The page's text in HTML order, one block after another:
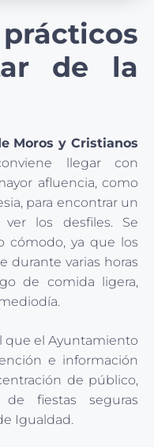
de la
Moros y Cristianos
llegar con
afluencia, como
para encontrar un
los desfiles. Se
cómodo, ya que los
durante varias horas
de comida ligera,
que el Ayuntamiento
e información
de público,
fiestas seguras
Igualdad.